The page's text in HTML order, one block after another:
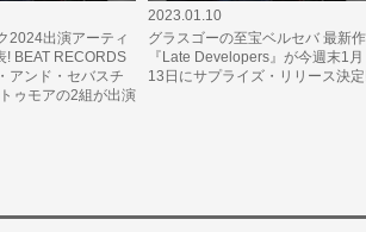
2024出演アーティ
! BEAT RECORDS
アンド・セバスチ
ゥモアの2組が出演
2023.01.10
グラスゴーの至宝ベルセバ 最新作
『Late Developers』が今週末1月
13日にサプライズ・リリース決